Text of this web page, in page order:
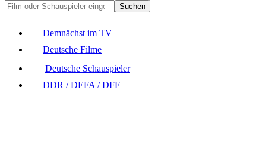
Suchen
Demnächst im TV
Deutsche Filme
Deutsche Schauspieler
DDR / DEFA / DFF